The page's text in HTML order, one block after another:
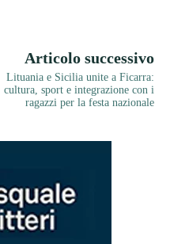
Articolo successivo
Lituania e Sicilia unite a Ficarra:
cultura, sport e integrazione con i
ragazzi per la festa nazionale